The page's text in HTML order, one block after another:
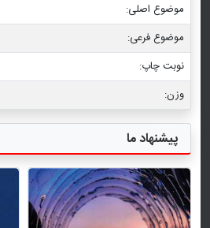
موضوع اصلی:
موضوع فرعی:
نوبت چاپ:
وزن:
پیشنهاد ما